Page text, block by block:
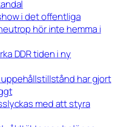
i det offentliga
hör inte hemma i
DDR tiden i ny
har gjort
med att styra